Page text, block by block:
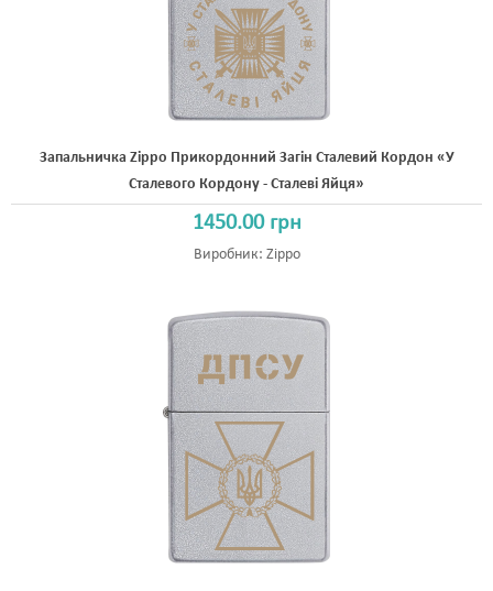
Запальничка Zippo Прикордонний Загін Сталевий Кордон «У
Сталевого Кордону - Сталеві Яйця»
1450.00 грн
Виробник: Zippo